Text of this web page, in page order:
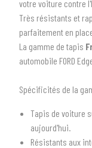
SÉLECTIONNEZ LE
Tous les types
votre voiture contre
Très résistants et
parfaitement en
La gamme de tapis
automobile FORD
Spécificités de la
Tapis de voiture
aujourd'hui.
Résistants aux